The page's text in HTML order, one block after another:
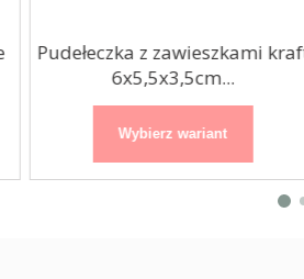
Pudełeczka z zawieszkami kraft
6x5,5x3,5cm...
Wybierz wariant